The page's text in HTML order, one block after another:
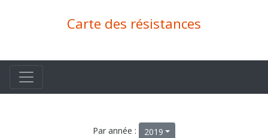
Carte des résistances
Par année : 2019